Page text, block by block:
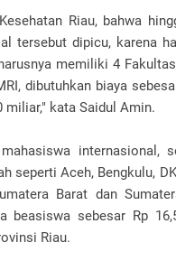
Riau, bahwa
tersebut dipicu, karena
memiliki 4
dibutuhkan biaya
miliar," kata Saidul Amin.
internasional,
seperti Aceh, Bengkulu,
Barat dan
beasiswa sebesar Rp
Riau.